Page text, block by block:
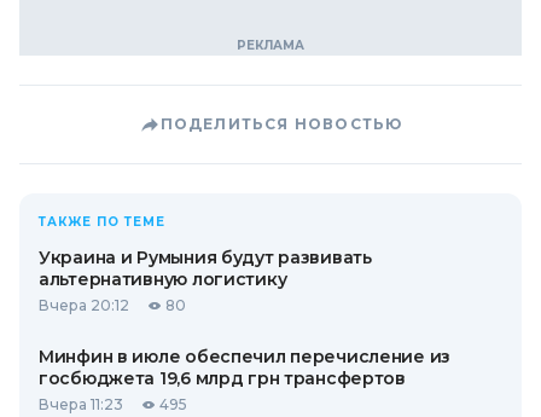
ПОДЕЛИТЬСЯ НОВОСТЬЮ
ТАКЖЕ ПО ТЕМЕ
Украина и Румыния будут развивать
альтернативную логистику
Вчера 20:12 80
Минфин в июле обеспечил перечисление из
госбюджета 19,6 млрд грн трансфертов
Вчера 11:23 495